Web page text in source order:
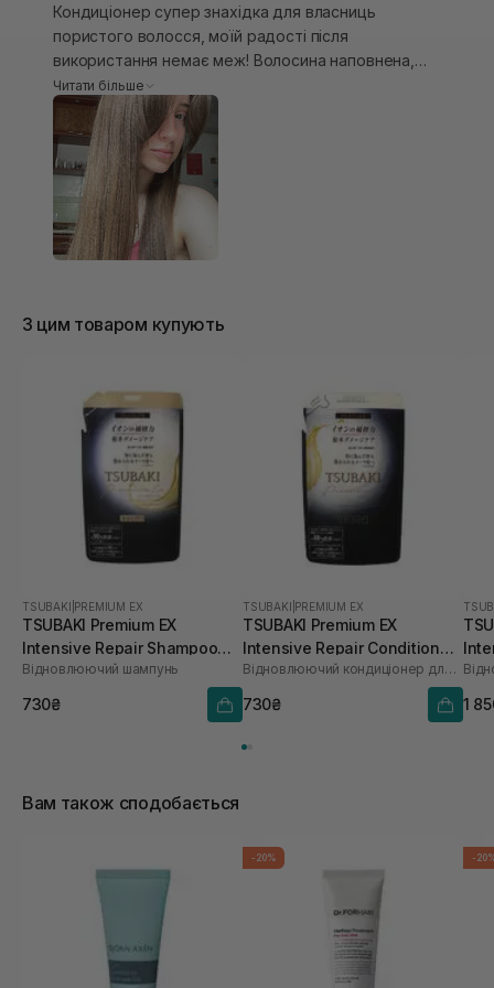
Кондиціонер супер знахідка для власниць
пористого волосся, моїй радості після
використання немає меж! Волосина наповнена,
м’яка, блискуча і головне не обтяжена!
Кондиціонер має приємний аромат і густу
консинстенцію, схожу на маску, що робить його
економним у використанні. Використовувала в
парі з шампунем золотої лінійки. Волосся
висушивши на браш отримала ось такий чудовий
результат
Читати більше
З цим товаром купують
TSUBAKI PREMIUM EX
TSUBAKI Premium EX
Intensive Repair Shampoo
300 мл
Відновлюючий шампунь
730₴
TSUBAKI PREMIUM EX
TSUBAKI Premium EX
Intensive Repair Conditioner
300 мл
Відновлюючий кондиціонер для волосся
730₴ 1
Вам також сподобається
-20% -